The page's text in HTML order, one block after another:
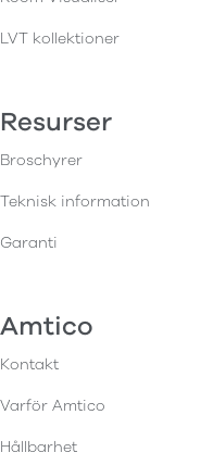
LVT kollektioner
Resurser
Broschyrer
Teknisk information
Garanti
Amtico
Kontakt
Varför Amtico
Hållbarhet